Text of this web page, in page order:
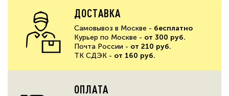
ДОСТАВКА
Самовывоз в Москве - бесплатно
Курьер по Москве - от 300 руб.
Почта России - от 210 руб.
ТК СДЭК - от 160 руб.
ОПЛАТА